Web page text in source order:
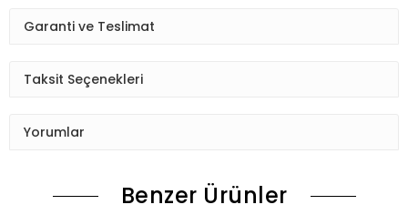
Garanti ve Teslimat
Taksit Seçenekleri
Yorumlar
Benzer Ürünler